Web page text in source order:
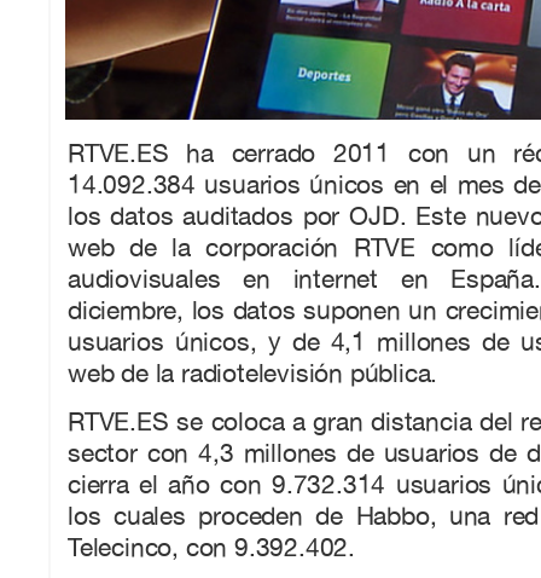
RTVE.ES ha cerrado 2011 con un
14.092.384 usuarios únicos en el mes
los datos auditados por OJD. Este
web de la corporación RTVE como
audiovisuales en internet en
diciembre, los datos suponen un
usuarios únicos, y de 4,1 millones de
web de la radiotelevisión pública.
RTVE.ES se coloca a gran distancia del
sector con 4,3 millones de usuarios de
cierra el año con 9.732.314 usuarios
los cuales proceden de Habbo, una
Telecinco, con 9.392.402.